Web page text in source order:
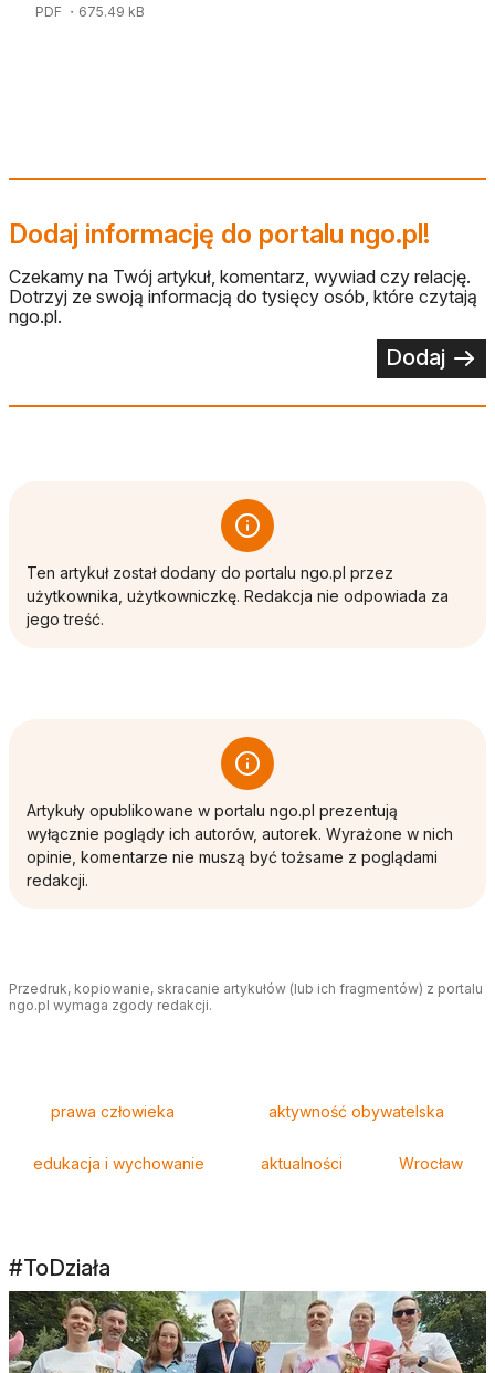
PDF ・675.49 kB
Dodaj informację do portalu ngo.pl!
Czekamy na Twój artykuł, komentarz, wywiad czy relację.
Dotrzyj ze swoją informacją do tysięcy osób, które czytają
ngo.pl.
Dodaj
Ten artykuł został dodany do portalu ngo.pl przez
użytkownika, użytkowniczkę. Redakcja nie odpowiada za
jego treść.
Artykuły opublikowane w portalu ngo.pl prezentują
wyłącznie poglądy ich autorów, autorek. Wyrażone w nich
opinie, komentarze nie muszą być tożsame z poglądami
redakcji.
Przedruk, kopiowanie, skracanie artykułów (lub ich fragmentów) z portalu
ngo.pl wymaga zgody redakcji.
prawa człowieka aktywność obywatelska
edukacja i wychowanie aktualności Wrocław
#ToDziała